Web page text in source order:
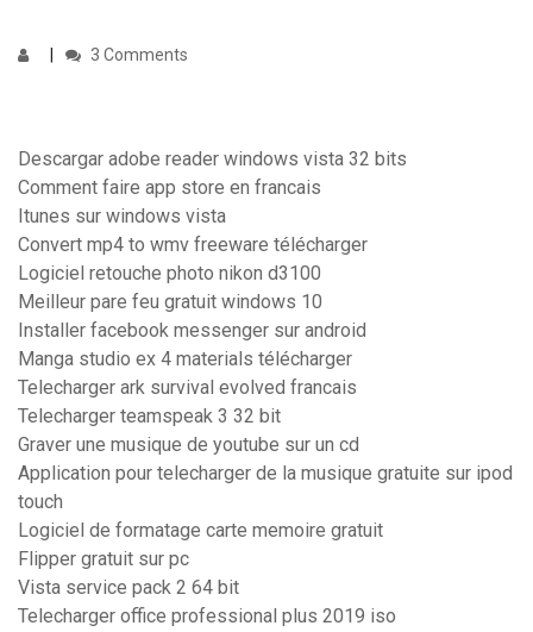
3 Comments
Descargar adobe reader windows vista 32 bits
Comment faire app store en francais
Itunes sur windows vista
Convert mp4 to wmv freeware télécharger
Logiciel retouche photo nikon d3100
Meilleur pare feu gratuit windows 10
Installer facebook messenger sur android
Manga studio ex 4 materials télécharger
Telecharger ark survival evolved francais
Telecharger teamspeak 3 32 bit
Graver une musique de youtube sur un cd
Application pour telecharger de la musique gratuite sur ipod
touch
Logiciel de formatage carte memoire gratuit
Flipper gratuit sur pc
Vista service pack 2 64 bit
Telecharger office professional plus 2019 iso